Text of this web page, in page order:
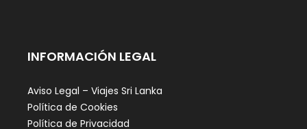
INFORMACIÓN LEGAL
Aviso Legal – Viajes Sri Lanka
Política de Cookies
Política de Privacidad